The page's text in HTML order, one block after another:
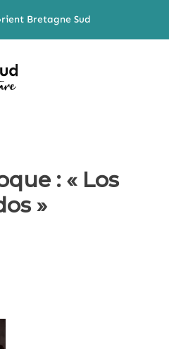
Bretagne Sud
: « Los
»